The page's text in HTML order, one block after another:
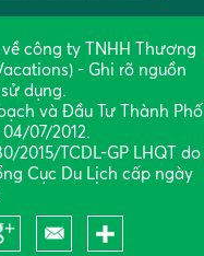
công ty TNHH Thương
- Ghi rõ nguồn
dụng.
và Đầu Tư Thành Phố
07/2012.
2015/TCDL-GP LHQT do
Cục Du Lịch cấp ngày